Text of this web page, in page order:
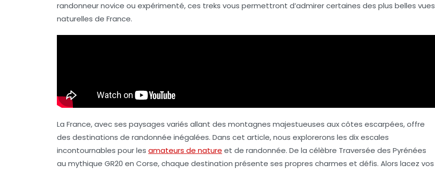
randonneur novice ou expérimenté, ces treks vous permettront d’admirer certaines des plus belles vues
naturelles de France.
La France, avec ses paysages variés allant des montagnes majestueuses aux côtes escarpées, offre
des destinations de randonnée inégalées. Dans cet article, nous explorerons les dix escales
incontournables pour les amateurs de nature et de randonnée. De la célèbre Traversée des Pyrénées
au mythique GR20 en Corse, chaque destination présente ses propres charmes et défis. Alors lacez vos